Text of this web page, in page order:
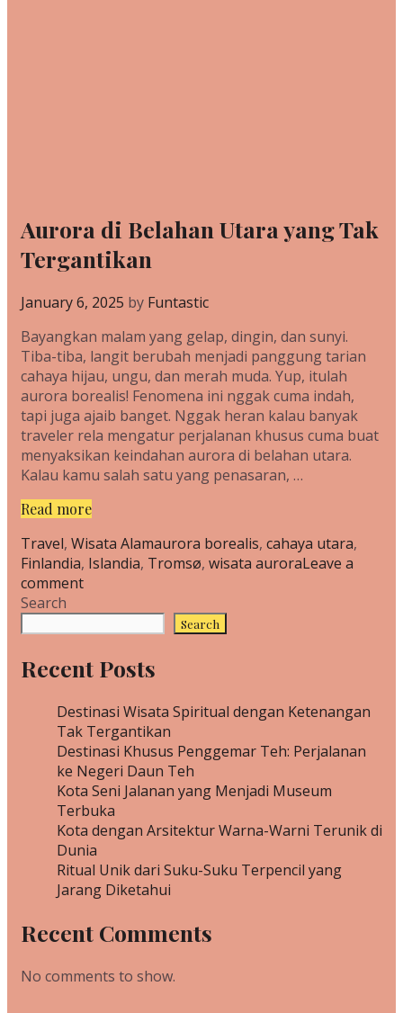
Aurora di Belahan Utara yang Tak
Tergantikan
January 6, 2025 by Funtastic
Bayangkan malam yang gelap, dingin, dan sunyi.
Tiba-tiba, langit berubah menjadi panggung tarian
cahaya hijau, ungu, dan merah muda. Yup, itulah
aurora borealis! Fenomena ini nggak cuma indah,
tapi juga ajaib banget. Nggak heran kalau banyak
traveler rela mengatur perjalanan khusus cuma buat
menyaksikan keindahan aurora di belahan utara.
Kalau kamu salah satu yang penasaran, …
Read moreAurora
Belahan
Utara
Categories
Travel, Wisata AlamTags
aurora borealis, cahaya utara,
Finlandia, Islandia, Tromsø, wisata auroraLeave a
comment
Search
Search
Recent Posts
Destinasi Wisata Spiritual dengan Ketenangan
Tak Tergantikan
Destinasi Khusus Penggemar Teh: Perjalanan
ke Negeri Daun Teh
Kota Seni Jalanan yang Menjadi Museum
Terbuka
Kota dengan Arsitektur Warna-Warni Terunik di
Dunia
Ritual Unik dari Suku-Suku Terpencil yang
Jarang Diketahui
Recent Comments
No comments to show.